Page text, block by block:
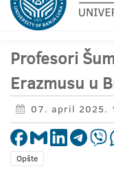
Profesori
Erazmusu u
07. april 2025.
Opšte